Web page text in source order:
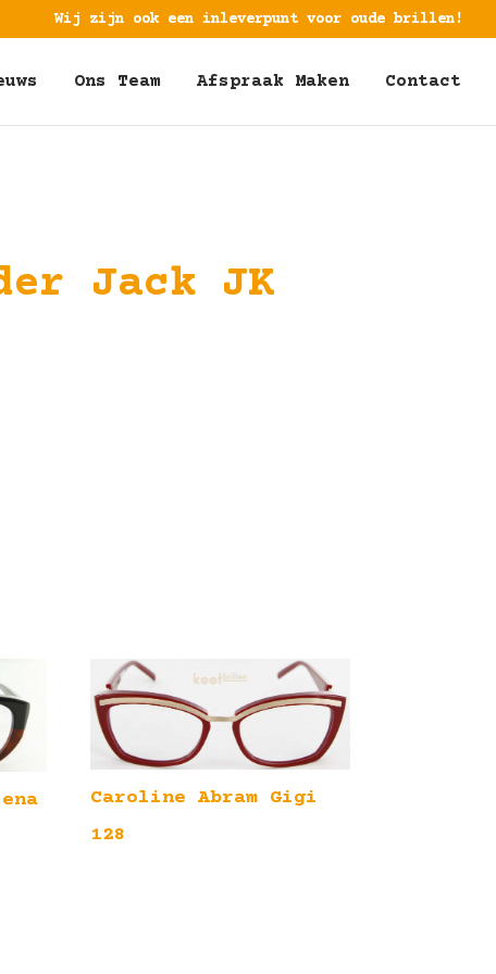
Wij zijn ook een inleverpunt voor oude brillen!
Ons Team Afspraak Maken Contact
Jack JK
Caroline Abram Gigi
128